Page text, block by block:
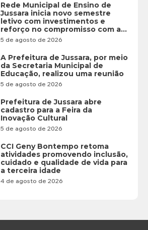
Rede Municipal de Ensino de
Jussara inicia novo semestre
letivo com investimentos e
reforço no compromisso com a
educação
5 de agosto de 2026
A Prefeitura de Jussara, por meio
da Secretaria Municipal de
Educação, realizou uma reunião
5 de agosto de 2026
Prefeitura de Jussara abre
cadastro para a Feira da
Inovação Cultural
5 de agosto de 2026
CCI Geny Bontempo retoma
atividades promovendo inclusão,
cuidado e qualidade de vida para
a terceira idade
4 de agosto de 2026